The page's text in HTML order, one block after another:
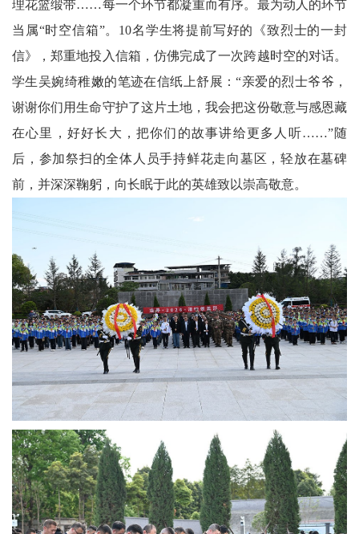
文
学
理花篮缎带……每一个环节都凝重而有序。最为动人的环节
当属“时空信箱”。10名学生将提前写好的《致烈士的一封
信》，郑重地投入信箱，仿佛完成了一次跨越时空的对话。
学生吴婉绮稚嫩的笔迹在信纸上舒展：“亲爱的烈士爷爷，
谢谢你们用生命守护了这片土地，我会把这份敬意与感恩藏
在心里，好好长大，把你们的故事讲给更多人听……”随
后，参加祭扫的全体人员手持鲜花走向墓区，轻放在墓碑
前，并深深鞠躬，向长眠于此的英雄致以崇高敬意。